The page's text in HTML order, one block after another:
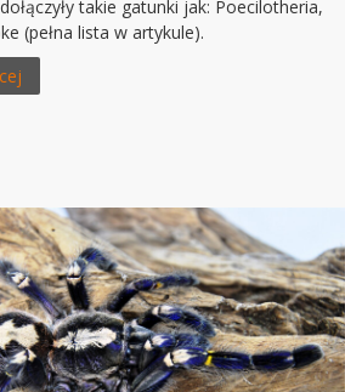
takie gatunki jak: Poecilotheria,
(pełna lista w artykule).